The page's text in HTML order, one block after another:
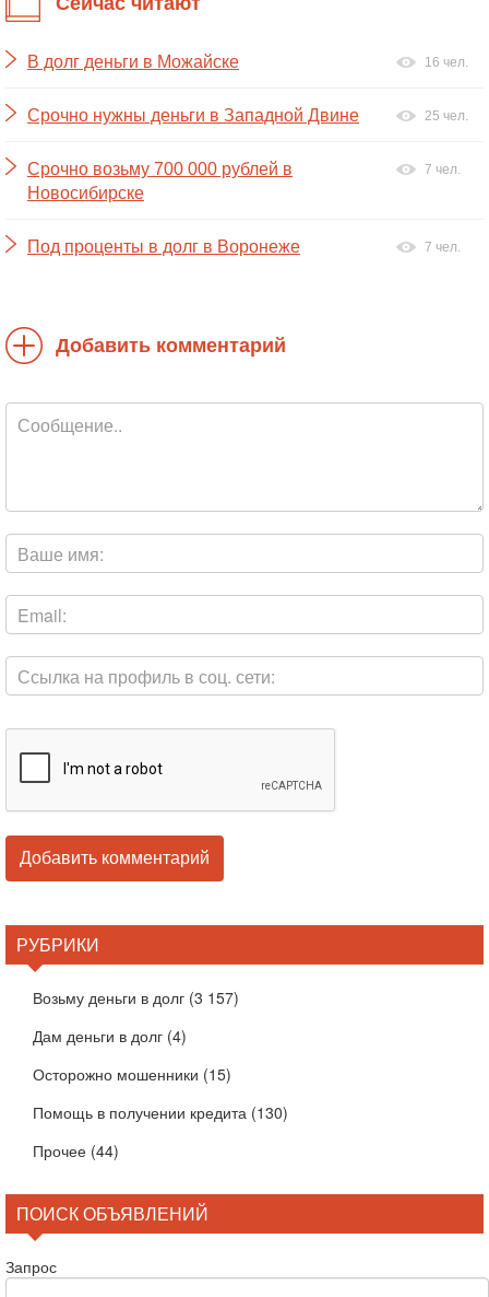
В долг деньги в Можайске 16 чел.
Срочно нужны деньги в Западной Двине 25 чел.
Срочно возьму 700 000 рублей в
Новосибирске
7 чел.
Под проценты в долг в Воронеже 7 чел.
Добавить комментарий
РУБРИКИ
Возьму деньги в долг (3 157)
Дам деньги в долг (4)
Осторожно мошенники (15)
Помощь в получении кредита (130)
Прочее (44)
ПОИСК ОБЪЯВЛЕНИЙ
Запрос